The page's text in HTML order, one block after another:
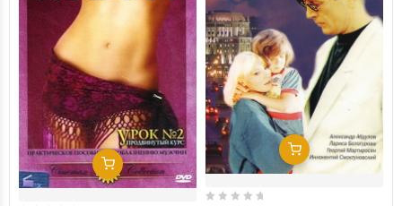
Добавить В Корзину
Добавить В Корзину